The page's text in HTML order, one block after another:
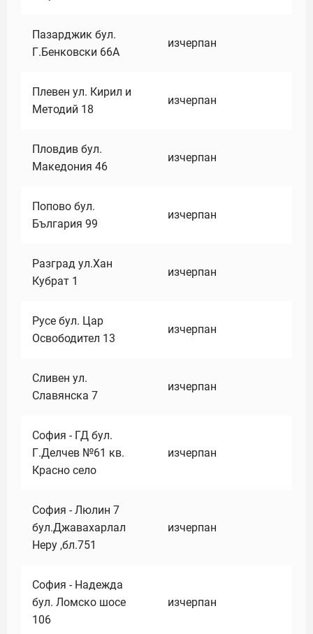
Пазарджик бул.
Г.Бенковски 66А
изчерпан
Плевен ул. Кирил и
Методий 18
изчерпан
Пловдив бул.
Македония 46
изчерпан
Попово бул.
България 99
изчерпан
Разград ул.Хан
Кубрат 1
изчерпан
Русе бул. Цар
Освободител 13
изчерпан
Сливен ул.
Славянска 7
изчерпан
София - ГД бул.
Г.Делчев №61 кв.
Красно село
изчерпан
София - Люлин 7
бул.Джавахарлал
Неру ,бл.751
изчерпан
София - Надежда
бул. Ломско шосе
106
изчерпан